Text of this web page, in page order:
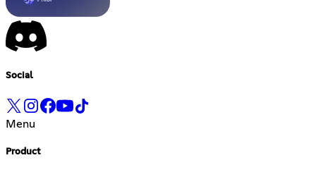
Social
Menu
Product